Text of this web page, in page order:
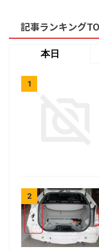
記事ランキング
本日